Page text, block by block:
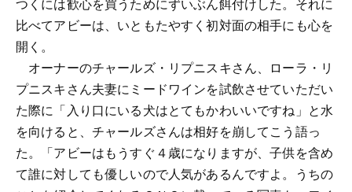
比べてアビーは、いともたやすく初対面の相手にも心を
開く。
オーナーのチャールズ・リプニスキさん、ローラ・リ
プニスキさん夫妻にミードワインを試飲させていただい
た際に「入り口にいる犬はとてもかわいいですね」と水
を向けると、チャールズさんは相好を崩してこう語っ
た。「アビーはもうすぐ４歳になりますが、子供を含め
て誰に対しても優しいので人気があるんですよ。うちの